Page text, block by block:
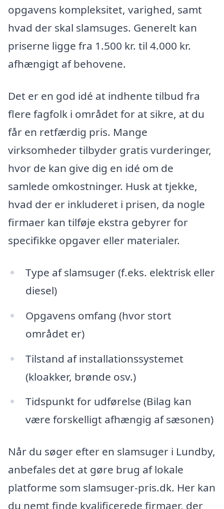
opgavens kompleksitet, varighed, samt
hvad der skal slamsuges. Generelt kan
priserne ligge fra 1.500 kr. til 4.000 kr.
afhængigt af behovene.
Det er en god idé at indhente tilbud fra
flere fagfolk i området for at sikre, at du
får en retfærdig pris. Mange
virksomheder tilbyder gratis vurderinger,
hvor de kan give dig en idé om de
samlede omkostninger. Husk at tjekke,
hvad der er inkluderet i prisen, da nogle
firmaer kan tilføje ekstra gebyrer for
specifikke opgaver eller materialer.
Type af slamsuger (f.eks. elektrisk eller
diesel)
Opgavens omfang (hvor stort
området er)
Tilstand af installationssystemet
(kloakker, brønde osv.)
Tidspunkt for udførelse (Bilag kan
være forskelligt afhængig af sæsonen)
Når du søger efter en slamsuger i Lundby,
anbefales det at gøre brug af lokale
platforme som slamsuger-pris.dk. Her kan
du nemt finde kvalificerede firmaer, der